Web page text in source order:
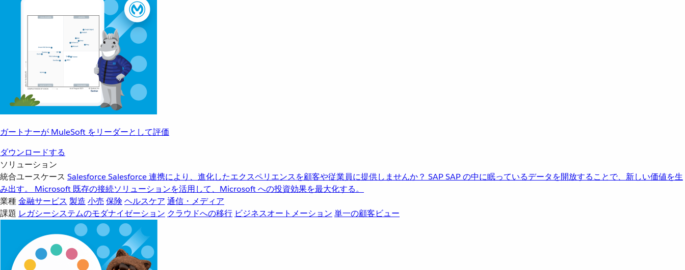
ガートナーが MuleSoft をリーダーとして評価
ダウンロードする
ソリューション
統合ユースケース SalesforceSalesforce 連携により、進化したエクスペリエンスを顧客や従業員に提供しませんか？ SAPSAP の中に眠っているデータを開放することで、新しい価値を生
み出す。
Microsoft 既存の接続ソリューションを活用して、Microsoft への投資効果を最大化する。
業種金融サービス 製造 小売 保険 ヘルスケア 通信・メディア
課題 レガシーシステムのモダナイゼーション クラウドへの移行 ビジネスオートメーション 単一の顧客ビュー